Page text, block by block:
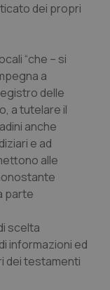
dei propri
“che – si
a
delle
a tutelare il
anche
e ad
alle
parte
scelta
informazioni ed
dei testamenti